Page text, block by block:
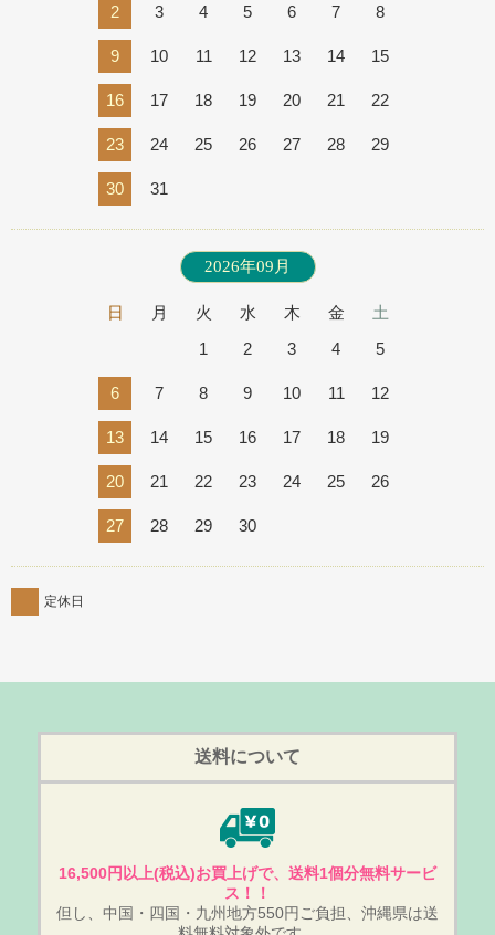
2 3 4 5 6 7 8
9 10 11 12 13 14 15
16 17 18 19 20 21 22
23 24 25 26 27 28 29
30 31
2026年09月
日 月 火 水 木 金
土
1
2 3 4 5
6 7 8 9 10 11 12
13 14 15 16 17 18 19
20 21 22 23 24 25 26
27 28 29 30
定休日
送料について
16,500円以上(税込)お買上げで、送料1個分無料サービ
ス！！
但し、中国・四国・九州地方550円ご負担、沖縄県は送